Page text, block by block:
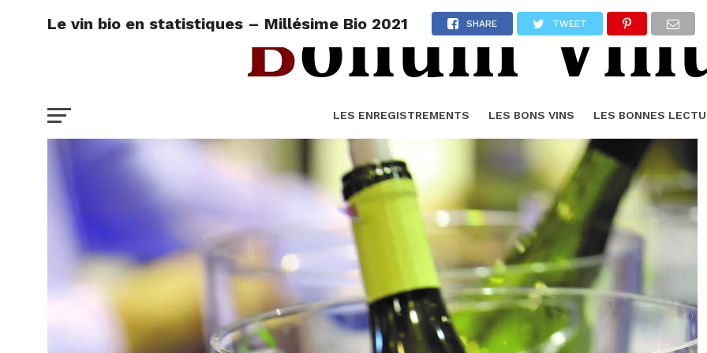
LES ENREGISTREMENTS LES BONS VINS LES BONNES
Le vin bio en statistiques – Millésime Bio 2021 SHARE TWEET